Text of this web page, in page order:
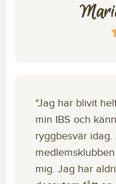
"Jag har blivit
min IBS och
ryggbesvär idag.
mig. Jag har